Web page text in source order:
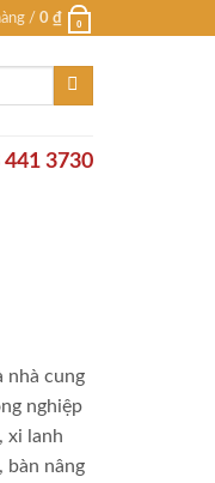
/ 0 ₫ 0
3730
nhà cung
nghiệp
xi lanh
nâng